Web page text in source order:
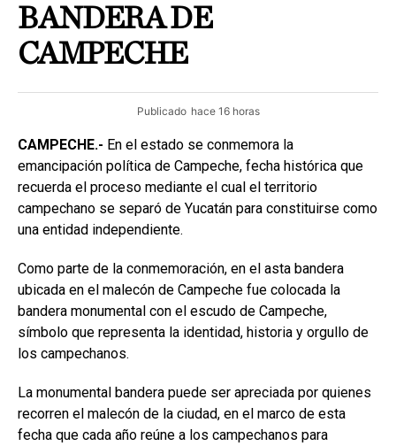
BANDERA DE
CAMPECHE
Publicado hace 16 horas
CAMPECHE.- En el estado se conmemora la
emancipación política de Campeche, fecha histórica que
recuerda el proceso mediante el cual el territorio
campechano se separó de Yucatán para constituirse como
una entidad independiente.
Como parte de la conmemoración, en el asta bandera
ubicada en el malecón de Campeche fue colocada la
bandera monumental con el escudo de Campeche,
símbolo que representa la identidad, historia y orgullo de
los campechanos.
La monumental bandera puede ser apreciada por quienes
recorren el malecón de la ciudad, en el marco de esta
fecha que cada año reúne a los campechanos para